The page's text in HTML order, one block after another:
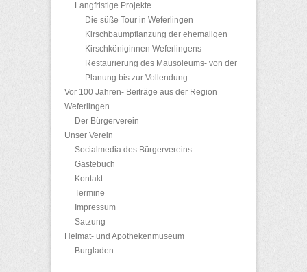
Langfristige Projekte
Die süße Tour in Weferlingen
Kirschbaumpflanzung der ehemaligen
Kirschköniginnen Weferlingens
Restaurierung des Mausoleums- von der
Planung bis zur Vollendung
Vor 100 Jahren- Beiträge aus der Region
Weferlingen
Der Bürgerverein
Unser Verein
Socialmedia des Bürgervereins
Gästebuch
Kontakt
Termine
Impressum
Satzung
Heimat- und Apothekenmuseum
Burgladen